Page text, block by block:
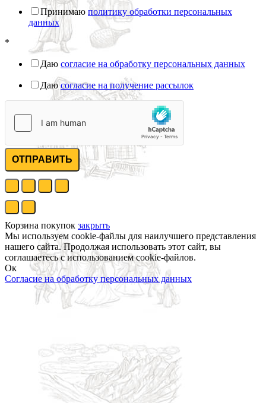
Принимаю политику обработки персональных
данных
*
Даю согласие на обработку персональных данных
Даюсогласие на получение рассылок
ОТПРАВИТЬ
Корзина покупок закрыть
Мы используем cookie-файлы для наилучшего представления
нашего сайта. Продолжая использовать этот сайт, вы
соглашаетесь с использованием cookie-файлов.
Ок
Согласие на обработку персональных данных